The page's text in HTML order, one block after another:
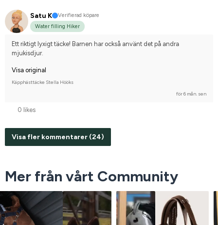
Satu K
Verifierad köpare
Water filling Hiker
Ett riktigt lyxigt täcke! Barnen har också använt det på andra
mjukisdjur.
Visa original
Käpphästtäcke Stella Hööks
för 6 mån. sen
0 likes
Visa fler kommentarer (24)
Mer från vårt Community